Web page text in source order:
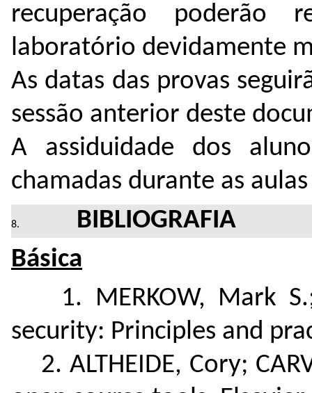
recuperação poderão
laboratório devidamente
As datas das provas
sessão anterior deste
A assiduidade dos
chamadas durante as
BIBLIOGRAFIA
Básica
1. MERKOW, Mark S.;
security: Principles and
2. ALTHEIDE, Cory;